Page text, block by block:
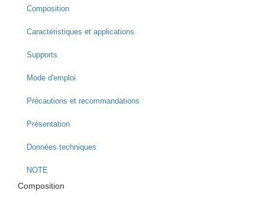
Composition
Caractéristiques et applications
Supports
Mode d'emploi
Précautions et recommandations
Présentation
Données techniques
NOTE
Composition